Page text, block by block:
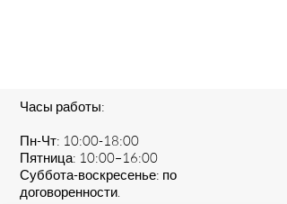
Часы работы:
Пн-Чт: 10:00-18:00
Пятница: 10:00–16:00
Суббота-воскресенье: по
договоренности.